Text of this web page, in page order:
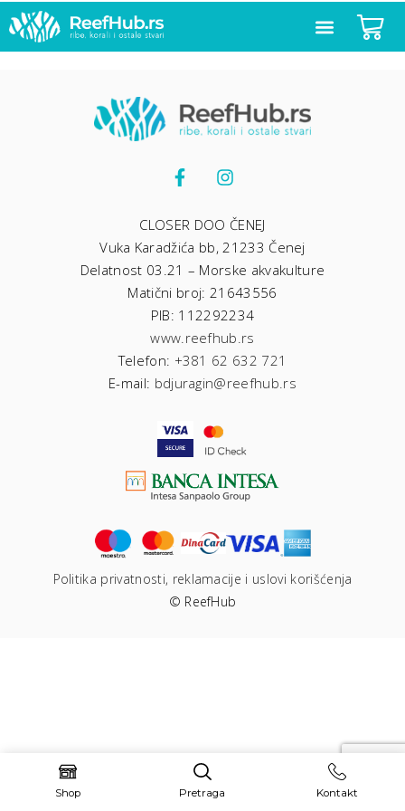
Shop Pretraga Kontakt
CLOSER DOO ČENEJ
Vuka Karadžića bb, 21233 Čenej
Delatnost 03.21 – Morske akvakulture
Matični broj: 21643556
PIB: 112292234
www.reefhub.rs
Telefon: +381 62 632 721
E-mail: bdjuragin@reefhub.rs
Politika privatnosti, reklamacije i uslovi korišćenja
© ReefHub